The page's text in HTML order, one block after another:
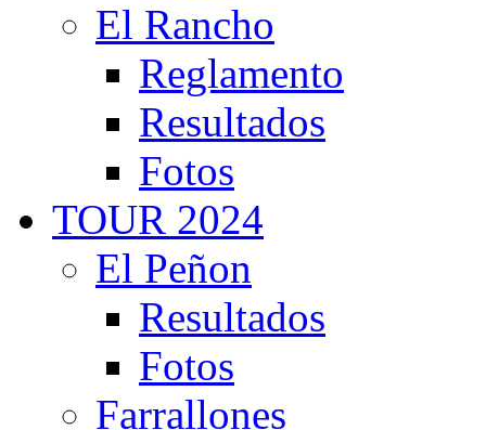
El Rancho
Reglamento
Resultados
Fotos
TOUR 2024
El Peñon
Resultados
Fotos
Farrallones